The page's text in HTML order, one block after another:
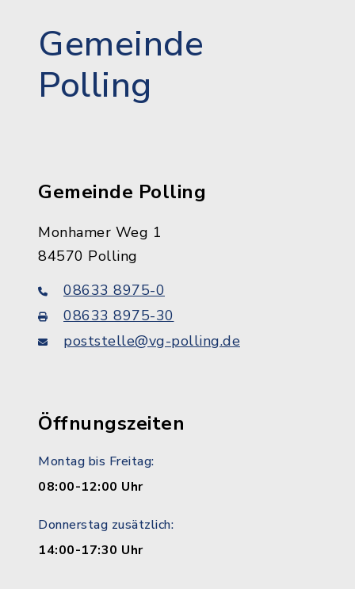
Gemeinde
Polling
Gemeinde Polling
Monhamer Weg 1
84570 Polling
08633 8975-0
08633 8975-30
poststelle@vg-polling.de
Öffnungszeiten
Montag bis Freitag:
08:00-12:00 Uhr
Donnerstag zusätzlich:
14:00-17:30 Uhr